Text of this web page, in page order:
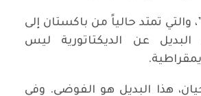
والتي تمتد حالياً من باكستان إلى
البديل عن الديكتاتورية ليس
هذا البديل هو الفوضى. وفي